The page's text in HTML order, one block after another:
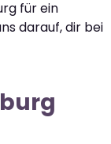
für ein
darauf, dir bei